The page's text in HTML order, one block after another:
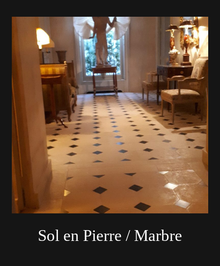
Sol en Pierre / Marbre